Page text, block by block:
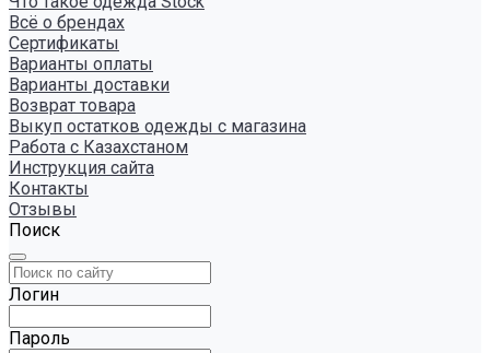
Всё о брендах
Сертификаты
Варианты оплаты
Варианты доставки
Возврат товара
Выкуп остатков одежды с магазина
Работа с Казахстаном
Инструкция сайта
Контакты
Отзывы
Поиск
Логин
Пароль